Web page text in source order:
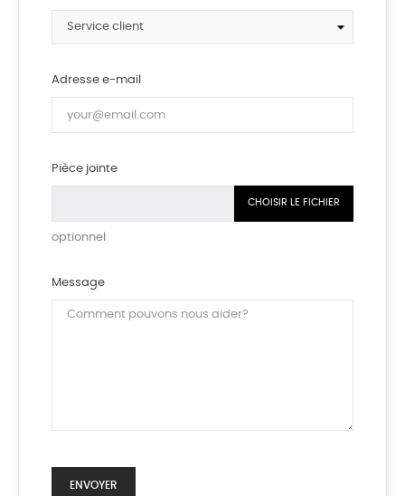
Adresse e-mail
Pièce jointe
CHOISIR LE FICHIER
optionnel
Message